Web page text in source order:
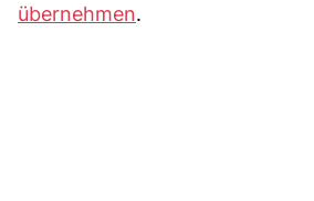
übernehmen.